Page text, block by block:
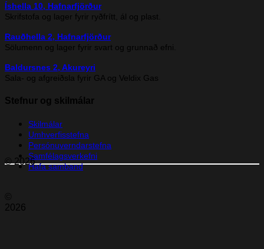
Íshella 10, Hafnarfjörður
Skrifstofa og lager fyrir ryðfrítt, ál og plast.
Rauðhella 2, Hafnarfjörður
Sölumenn og lager fyrir svart og grunnað efni.
Baldursnes 2, Akureyri
Sala- og afgreiðsla fyrir GA og Veldix Gas
Stefnur og skilmálar
Skilmálar
Umhverfisstefna
Persónuverndarstefna
Samfélagsverkefni
Hafa samband
© 2026
©
2026